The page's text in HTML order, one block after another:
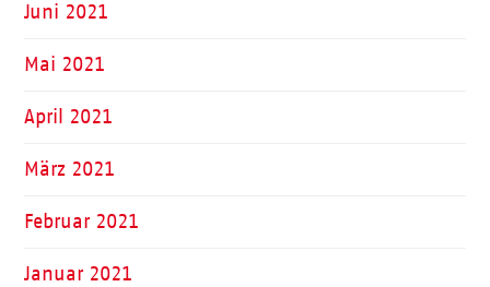
Juni 2021
Mai 2021
April 2021
März 2021
Februar 2021
Januar 2021